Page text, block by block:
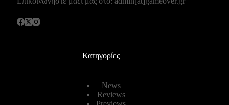
Κατηγορίες
News
Reviews